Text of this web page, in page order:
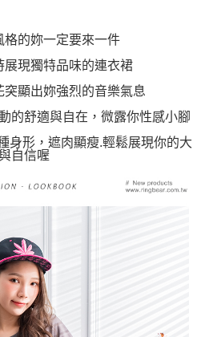
辦者引起之損失，本公司不負相關責
依據個別帳號之用戶狀況，依本公司即
用戶之使用額度並採取法律行動。
格的妳一定要來一件
展現獨特品味的連衣裙
顯出妳強烈的音樂氣息
的舒適與自在，微露你性感小腳
身形，遮肉顯瘦.輕鬆展現你的大
自信喔